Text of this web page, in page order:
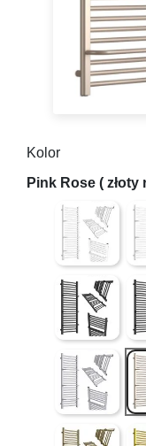
Kolor
Biały
Czarny Mat (
Szary
QUARTZ II